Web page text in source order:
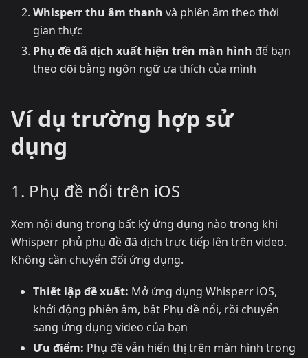
Whisperr thu âm thanh và phiên âm theo thời
gian thực
Phụ đề đã dịch xuất hiện trên màn hình để bạn
theo dõi bằng ngôn ngữ ưa thích của mình
Ví dụ trường hợp sử
dụng
1. Phụ đề nổi trên iOS
Xem nội dung trong bất kỳ ứng dụng nào trong khi
Whisperr phủ phụ đề đã dịch trực tiếp lên trên video.
Không cần chuyển đổi ứng dụng.
Thiết lập đề xuất: Mở ứng dụng Whisperr iOS,
khởi động phiên âm, bật Phụ đề nổi, rồi chuyển
sang ứng dụng video của bạn
Ưu điểm: Phụ đề vẫn hiển thị trên màn hình trong